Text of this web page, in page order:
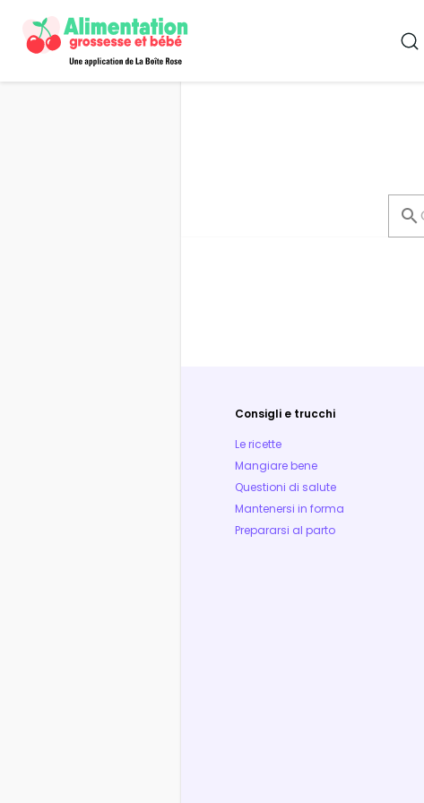
Consigli e trucchi
Le ricette
Mangiare bene
Questioni di salute
Mantenersi in forma
Prepararsi al parto